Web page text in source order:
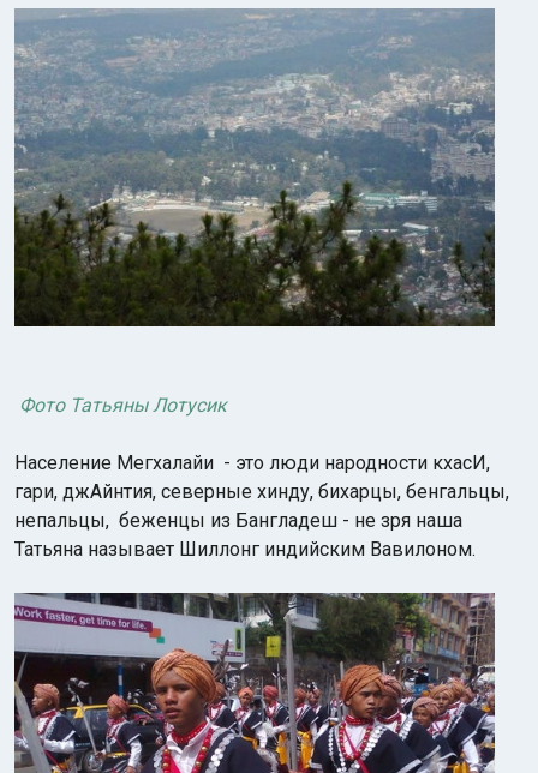
Фото Татьяны Лотусик
Население Мегхалайи - это люди народности кхасИ,
гари, джАйнтия, северные хинду, бихарцы, бенгальцы,
непальцы, беженцы из Бангладеш - не зря наша
Татьяна называет Шиллонг индийским Вавилоном.